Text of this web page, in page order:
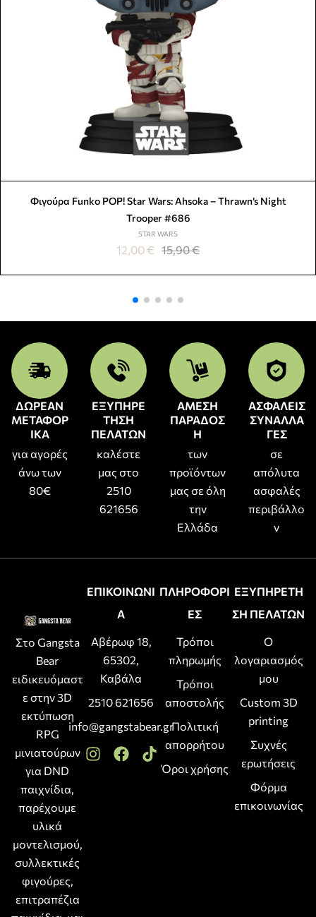
Φιγούρα Funko POP! Star Wars: Ahsoka – Thrawn’s Night
Trooper #686
STAR WARS
15,90€
12,00€
ΔΩΡΕΑΝ
ΜΕΤΑΦΟΡ
ΙΚΑ
για αγορές
άνω των
80€
ΕΞΥΠΗΡΕ
ΤΗΣΗ
ΠΕΛΑΤΩΝ
καλέστε
μας στο
2510
621656
ΑΜΕΣΗ
ΠΑΡΑΔΟΣ
Η
των
προϊόντων
μας σε όλη
την
Ελλάδα
ΑΣΦΑΛΕΙΣ
ΣΥΝΑΛΛΑ
ΓΕΣ
σε
απόλυτα
ασφαλές
περιβάλλο
ν
Στο Gangsta
Bear
ειδικευόμαστ
ε στην 3D
εκτύπωση
RPG
μινιατούρων
για DND
παιχνίδια,
παρέχουμε
υλικά
μοντελισμού,
συλλεκτικές
φιγούρες,
επιτραπέζια
ΕΠΙΚΟΙΝΩΝΙ
Α
Αβέρωφ 18,
65302,
Καβάλα
2510 621656
info@gangstabear.gr
ΠΛΗΡΟΦΟΡΙ
ΕΣ
Τρόποι
πληρωμής
Τρόποι
αποστολής
Πολιτική
απορρήτου
Όροι χρήσης
ΕΞΥΠΗΡΕΤΗ
ΣΗ ΠΕΛΑΤΩΝ
Ο
λογαριασμός
μου
Custom 3D
printing
Συχνές
ερωτήσεις
Φόρμα
επικοινωνίας